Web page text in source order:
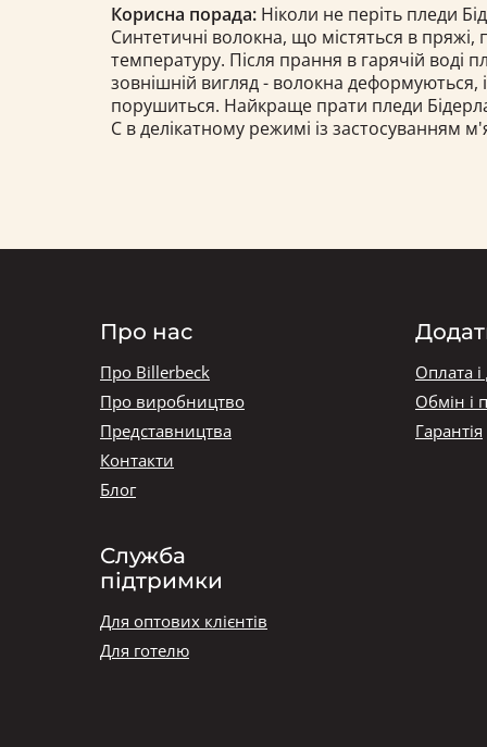
Корисна порада: Ніколи не періть пледи
Синтетичні волокна, що містяться в пряжі,
температуру. Після прання в гарячій воді
зовнішній вигляд - волокна деформуються,
порушиться. Найкраще прати пледи
С в делікатному режимі із застосуванням
Про нас
Про Billerbeck
Про виробництво
Представництва
Контакти
Блог
Служба
підтримки
Для оптових клієнтів
Для готелю
Оплата і
Обмін і
Гарантія